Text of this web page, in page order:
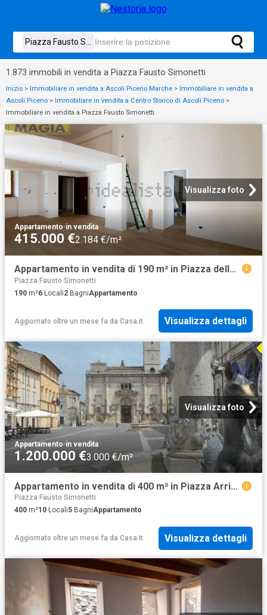
1.873 immobili in vendita a Piazza Fausto Simonetti
Inizio > Immobiliare in vendita a Ascoli Piceno Marche > Immobiliare in vendita a
Ascoli Piceno > Immobiliare in vendita a Centro Storico di Ascoli Piceno >
Immobiliare in vendita a Piazza Fausto Simonetti
Visualizza foto
Appartamento·in vendita
415.000 €2.184 €/m²
Appartamento in vendita di 190 m² in Piazza della Viola
Piazza Fausto Simonetti
190 m²6 Locali2 BagniAppartamento
Aggiornato oltre un mese fa da Casa.it Visualizza dettagli
Visualizza foto
Appartamento·in vendita
1.200.000 €3.000 €/m²
Appartamento in vendita di 400 m² in Piazza Arringo
Piazza Fausto Simonetti
400 m²10 Locali5 BagniAppartamento
Aggiornato oltre un mese fa da Casa.it Visualizza dettagli